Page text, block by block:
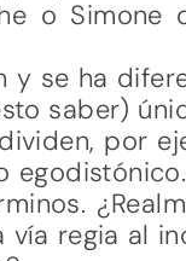
o Simone
y se ha
saber)
por
regia al